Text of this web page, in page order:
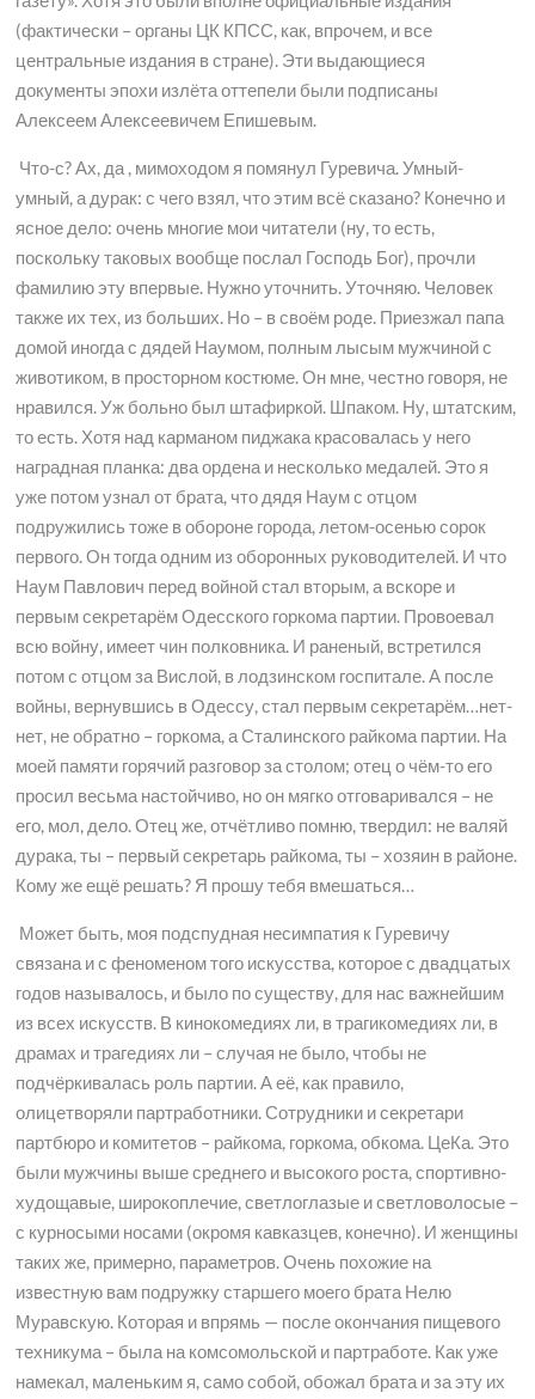
(фактически – органы ЦК КПСС, как, впрочем, и все
центральные издания в стране). Эти выдающиеся
документы эпохи излёта оттепели были подписаны
Алексеем Алексеевичем Епишевым.
Что-с? Ах, да , мимоходом я помянул Гуревича. Умный-
умный, а дурак: с чего взял, что этим всё сказано? Конечно и
ясное дело: очень многие мои читатели (ну, то есть,
поскольку таковых вообще послал Господь Бог), прочли
фамилию эту впервые. Нужно уточнить. Уточняю. Человек
также их тех, из больших. Но – в своём роде. Приезжал папа
домой иногда с дядей Наумом, полным лысым мужчиной с
животиком, в просторном костюме. Он мне, честно говоря, не
нравился. Уж больно был штафиркой. Шпаком. Ну, штатским,
то есть. Хотя над карманом пиджака красовалась у него
наградная планка: два ордена и несколько медалей. Это я
уже потом узнал от брата, что дядя Наум с отцом
подружились тоже в обороне города, летом-осенью сорок
первого. Он тогда одним из оборонных руководителей. И что
Наум Павлович перед войной стал вторым, а вскоре и
первым секретарём Одесского горкома партии. Провоевал
всю войну, имеет чин полковника. И раненый, встретился
потом с отцом за Вислой, в лодзинском госпитале. А после
войны, вернувшись в Одессу, стал первым секретарём…нет-
нет, не обратно – горкома, а Сталинского райкома партии. На
моей памяти горячий разговор за столом; отец о чём-то его
просил весьма настойчиво, но он мягко отговаривался – не
его, мол, дело. Отец же, отчётливо помню, твердил: не валяй
дурака, ты – первый секретарь райкома, ты – хозяин в районе.
Кому же ещё решать? Я прошу тебя вмешаться…
Может быть, моя подспудная несимпатия к Гуревичу
связана и с феноменом того искусства, которое с двадцатых
годов называлось, и было по существу, для нас важнейшим
из всех искусств. В кинокомедиях ли, в трагикомедиях ли, в
драмах и трагедиях ли – случая не было, чтобы не
подчёркивалась роль партии. А её, как правило,
олицетворяли партработники. Сотрудники и секретари
партбюро и комитетов – райкома, горкома, обкома. ЦеКа. Это
были мужчины выше среднего и высокого роста, спортивно-
худощавые, широкоплечие, светлоглазые и светловолосые –
с курносыми носами (окромя кавказцев, конечно). И женщины
таких же, примерно, параметров. Очень похожие на
известную вам подружку старшего моего брата Нелю
Муравскую. Которая и впрямь — после окончания пищевого
техникума – была на комсомольской и партработе. Как уже
намекал, маленьким я, само собой, обожал брата и за эту их